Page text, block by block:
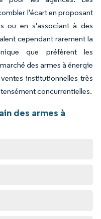
l'écart en proposant
ou en s'associant à des
cependant rarement la
que préfèrent les
des armes à énergie
institutionnelles très
concurrentielles.
des armes à